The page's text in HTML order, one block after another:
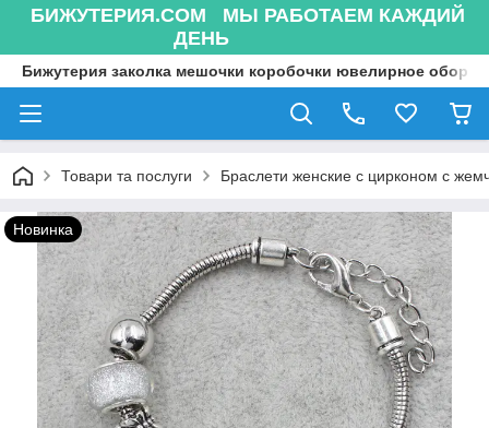
БИЖУТЕРИЯ.COM МЫ РАБОТАЕМ КАЖДИЙ
ДЕНЬ
Бижутерия заколка мешочки коробочки ювелирное
Товари та послуги Браслети женские с цирконом с
Новинка